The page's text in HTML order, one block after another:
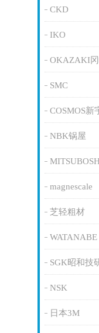
CKD
IKO
OKAZAKI
SMC
COSMOS新
NBK锅屋
magnescale
芝轻粗材
WATANABE
SGK昭和技
NSK
日本3M